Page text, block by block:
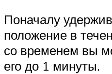
Поначалу
положение в
со временем вы
его до 1 минуты.